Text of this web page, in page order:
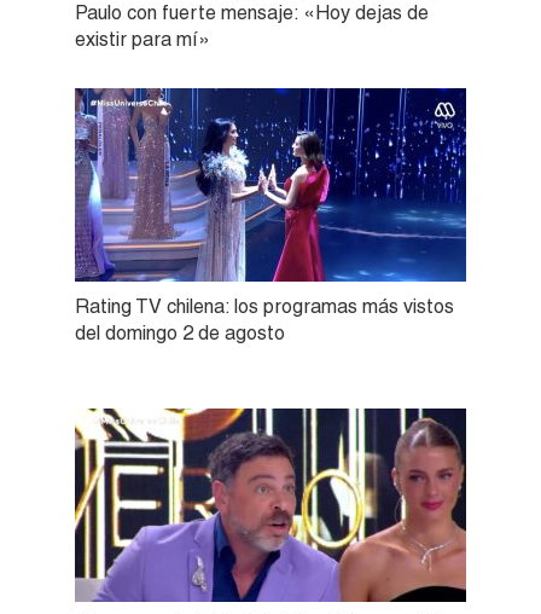
Paulo con fuerte mensaje: «Hoy dejas de
existir para mí»
Rating TV chilena: los programas más vistos
del domingo 2 de agosto